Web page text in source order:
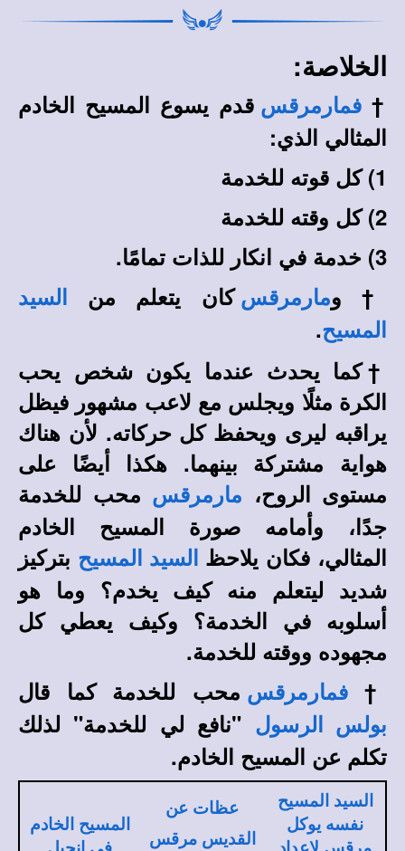
الخلاصة:
† فمارمرقس قدم يسوع المسيح الخادم
المثالي الذي:
1) كل قوته للخدمة
2) كل وقته للخدمة
3) خدمة في انكار للذات تمامًا.
† ومارمرقس كان يتعلم من
السيد
المسيح.
†كما يحدث عندما يكون شخص يحب
الكرة مثلًا ويجلس مع لاعب مشهور فيظل
يراقبه ليرى ويحفظ كل حركاته. لأن هناك
هواية مشتركة بينهما. هكذا أيضًا على
مستوى الروح،
مارمرقس محب للخدمة
جدًا، وأمامه صورة المسيح الخادم
المثالي، فكان يلاحظ
السيد المسيح بتركيز
شديد ليتعلم منه كيف يخدم؟ وما هو
أسلوبه في الخدمة؟ وكيف يعطي كل
مجهوده ووقته للخدمة.
†
فمارمرقس محب للخدمة كما قال
بولس الرسول
"نافع لي للخدمة" لذلك
تكلم عن المسيح الخادم.
السيد المسيح
نفسه يوكل
عظات عن
القديس مرقس
المسيح الخادم